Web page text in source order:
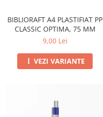
BIBLIORAFT A4 PLASTIFIAT PP
CLASSIC OPTIMA, 75 MM
9,00 Lei
VEZI VARIANTE